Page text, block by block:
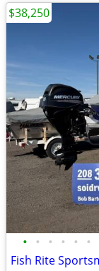
• • • • • •
Fish Rite
$38,250